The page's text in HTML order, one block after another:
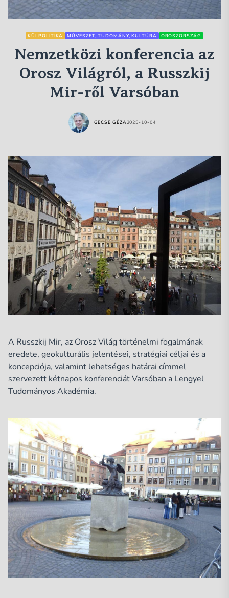
KÜLPOLITIKA MŰVÉSZET, TUDOMÁNY, KULTÚRA OROSZORSZÁG
Nemzetközi konferencia az
Orosz Világról, a Russzkij
Mir-ről Varsóban
GECSE GÉZA2025-10-04
A Russzkij Mir, az Orosz Világ történelmi fogalmának
eredete, geokulturális jelentései, stratégiai céljai és a
koncepciója, valamint lehetséges határai címmel
szervezett kétnapos konferenciát Varsóban a Lengyel
Tudományos Akadémia.